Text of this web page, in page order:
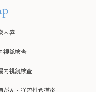
内容
視鏡検査
内視鏡検査
がん・逆流性食道炎